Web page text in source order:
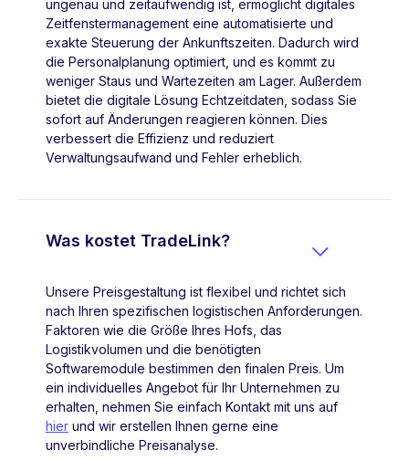
ungenau und zeitaufwendig ist, ermöglicht digitales
Zeitfenstermanagement eine automatisierte und
exakte Steuerung der Ankunftszeiten. Dadurch wird
die Personalplanung optimiert, und es kommt zu
weniger Staus und Wartezeiten am Lager. Außerdem
bietet die digitale Lösung Echtzeitdaten, sodass Sie
sofort auf Änderungen reagieren können. Dies
verbessert die Effizienz und reduziert
Verwaltungsaufwand und Fehler erheblich.
Was kostet TradeLink? 
Unsere Preisgestaltung ist flexibel und richtet sich
nach Ihren spezifischen logistischen Anforderungen.
Faktoren wie die Größe Ihres Hofs, das
Logistikvolumen und die benötigten
Softwaremodule bestimmen den finalen Preis. Um
ein individuelles Angebot für Ihr Unternehmen zu
erhalten, nehmen Sie einfach Kontakt mit uns auf
hier und wir erstellen Ihnen gerne eine
unverbindliche Preisanalyse.